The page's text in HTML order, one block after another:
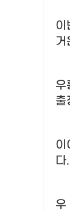
이
거
우
출
이
다.
우